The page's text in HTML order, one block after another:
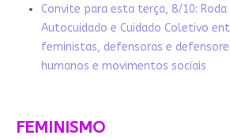
Convite para esta terça, 8/10: Roda
Autocuidado e Cuidado Coletivo
feministas, defensoras e
humanos e movimentos sociais
FEMINISMO